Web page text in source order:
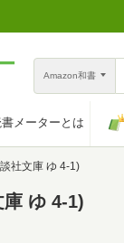
Amazon和書
メーターとは
社文庫 ゆ 4-1)
ゆ 4-1)